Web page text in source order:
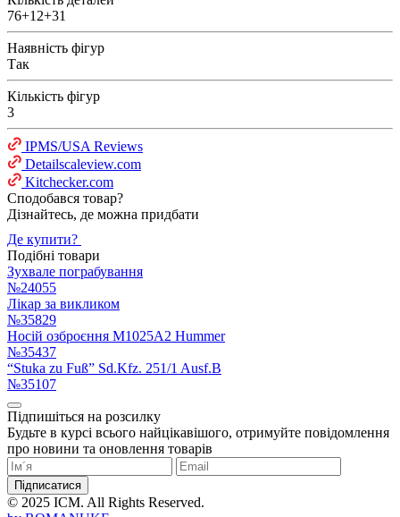
76+12+31
Наявність фігур
Так
Кількість фігур
3
IPMS/USA Reviews
Detailscaleview.com
Kitchecker.com
Сподобався товар?
Дізнайтесь, де можна придбати
Де купити?
Подібні товари
Зухвале пограбування
№24055
Лікар за викликом
№35829
Носій озброєння M1025A2 Hummer
№35437
“Stuka zu Fuß” Sd.Kfz. 251/1 Ausf.B
№35107
Підпишіться на розсилку
Будьте в курсі всього найцікавішого, отримуйте повідомлення
про новини та оновлення товарів
Підписатися
© 2025 ICM. All Rights Reserved.